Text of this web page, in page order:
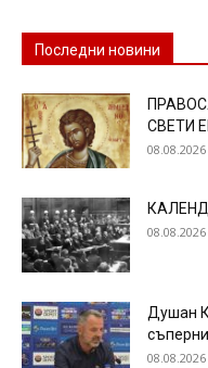
Последни новини
СВЕТИ
08.08.2026
08.08.2026
Душан
08.08.2026